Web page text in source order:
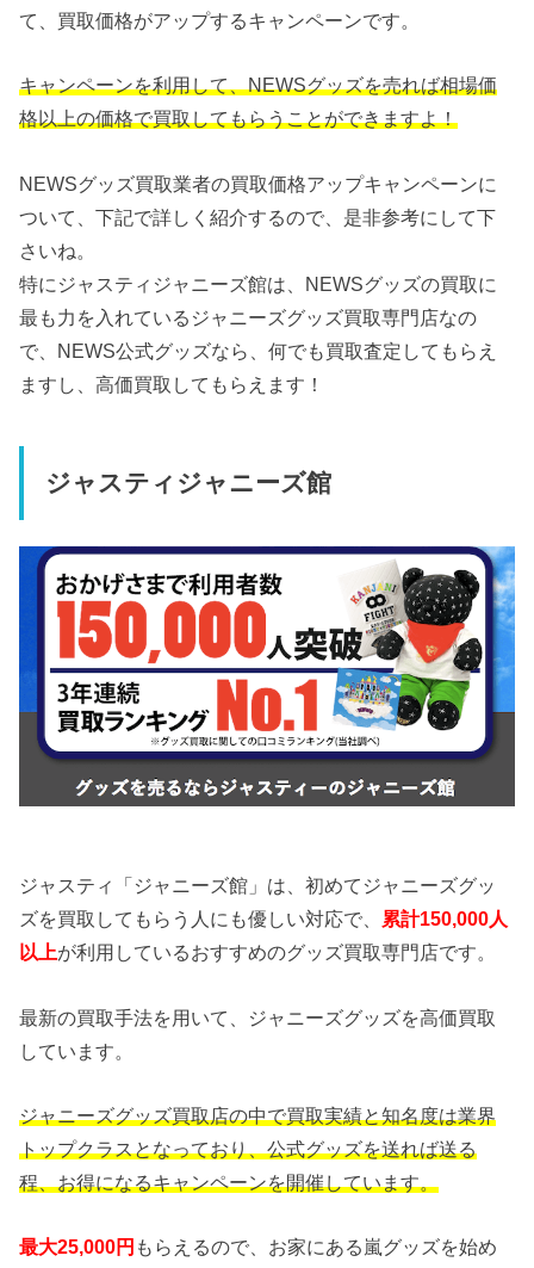
て、買取価格がアップするキャンペーンです。
キャンペーンを利用して、NEWSグッズを売れば相場価
格以上の価格で買取してもらうことができますよ！
NEWSグッズ買取業者の買取価格アップキャンペーンに
ついて、下記で詳しく紹介するので、是非参考にして下
さいね。
特にジャスティジャニーズ館は、NEWSグッズの買取に
最も力を入れているジャニーズグッズ買取専門店なの
で、NEWS公式グッズなら、何でも買取査定してもらえ
ますし、高価買取してもらえます！
ジャスティジャニーズ館
ジャスティ「ジャニーズ館」は、初めてジャニーズグッ
ズを買取してもらう人にも優しい対応で、 累計150,000人
以上が利用しているおすすめのグッズ買取専門店です。
最新の買取手法を用いて、ジャニーズグッズを高価買取
しています。
ジャニーズグッズ買取店の中で買取実績と知名度は業界
トップクラスとなっており、公式グッズを送れば送る
程、お得になるキャンペーンを開催しています。
最大25,000円 もらえるので、お家にある嵐グッズを始め